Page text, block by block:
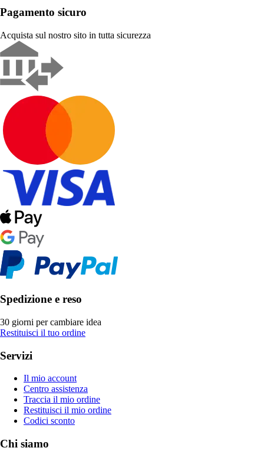
Pagamento sicuro
Acquista sul nostro sito in tutta sicurezza
Spedizione e reso
30 giorni per cambiare idea
Restituisci il tuo ordine
Servizi
Il mio account
Centro assistenza
Traccia il mio ordine
Restituisci il mio ordine
Codici sconto
Chi siamo